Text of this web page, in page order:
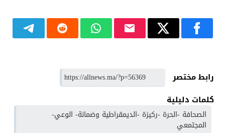
رابط مختصر
كلمات دليلية
الصحافة -الحرة -ركيزة -الديمقراطية وضمانة- الوعي-
المجتمعي